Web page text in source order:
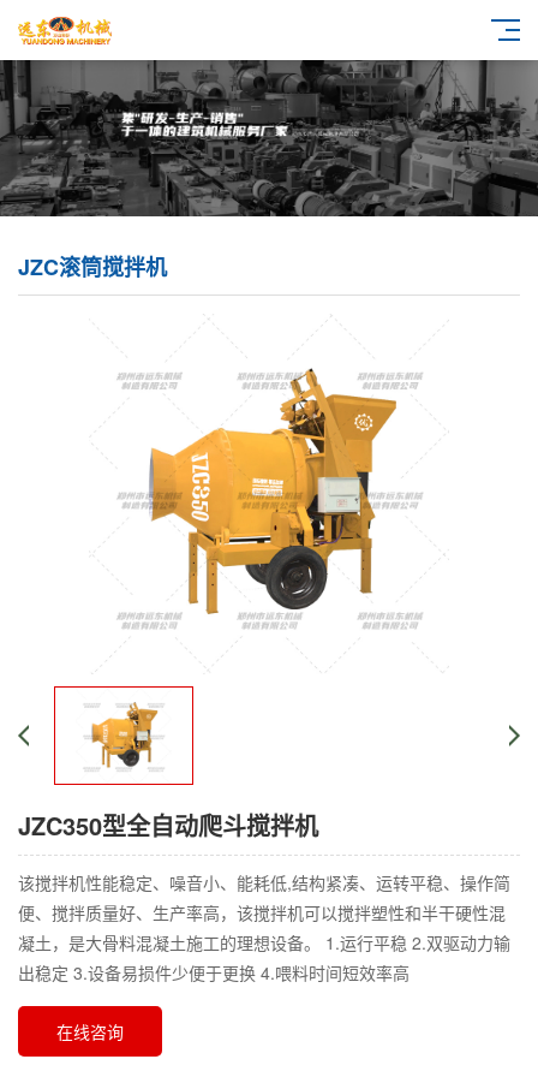
JZC滚筒搅拌机
JZC350型全自动爬斗搅拌机
该搅拌机性能稳定、噪音小、能耗低,结构紧凑、运转平稳、操作简
便、搅拌质量好、生产率高，该搅拌机可以搅拌塑性和半干硬性混
凝土，是大骨料混凝土施工的理想设备。 1.运行平稳 2.双驱动力输
出稳定 3.设备易损件少便于更换 4.喂料时间短效率高
在线咨询